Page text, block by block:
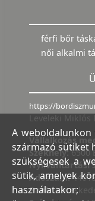
férfi bőr
női alkalmi
https://
Leveleki Miklós
Vállalkozás
Székhely:6500
Nyilvántartási
Adószám:
Bank:
A
származó sütiket
szükségesek a
sütik, amelyek